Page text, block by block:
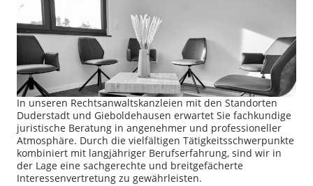
In unseren Rechtsanwaltskanzleien mit den Standorten
Duderstadt und Gieboldehausen erwartet Sie fachkundige
juristische Beratung in angenehmer und professioneller
Atmosphäre. Durch die vielfältigen Tätigkeitsschwerpunkte
kombiniert mit langjähriger Berufserfahrung, sind wir in
der Lage eine sachgerechte und breitgefächerte
Interessenvertretung zu gewährleisten.